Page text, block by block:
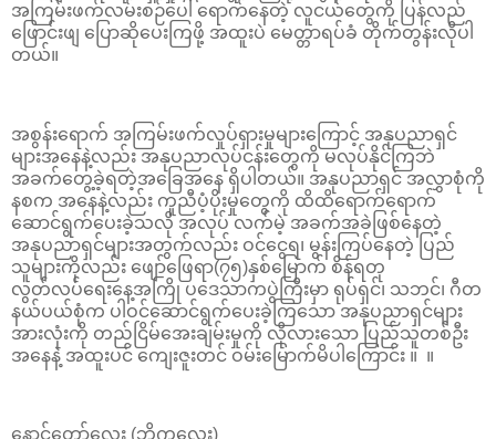
အကြမ်းဖက်လမ်းစဉ်ပေါ် ရောက်နေတဲ့ လူငယ်တွေကို ပြန်လည်
ဖြောင်းဖျ ပြောဆိုပေးကြဖို့ အထူးပဲ မေတ္တာရပ်ခံ တိုက်တွန်းလိုပါ
တယ်။
အစွန်းရောက် အကြမ်းဖက်လှုပ်ရှားမှုများကြောင့် အနုပညာရှင်
များအနေနဲ့လည်း အနုပညာလုပ်ငန်းတွေကို မလုပ်နိုင်ကြဘဲ
အခက်တွေ့ခဲ့ရတဲ့အခြေအနေ ရှိပါတယ်။ အနုပညာရှင် အလွှာစုံကို
နစက အနေနဲ့လည်း ကူညီပံ့ပိုးမှုတွေကို ထိထိရောက်ရောက်
ဆောင်ရွက်ပေးခဲ့သလို အလုပ် လက်မဲ့ အခက်အခဲဖြစ်နေတဲ့
အနုပညာရှင်များအတွက်လည်း ဝင်ငွေရ၊ မွန်းကြပ်နေတဲ့ ပြည်
သူများကိုလည်း ဖျော်ဖြေရာ(၇၅)နှစ်မြောက် စိန်ရတု
လွတ်လပ်ရေးနေ့အကြို ပဒေသာကပွဲကြီးမှာ ရုပ်ရှင်၊ သဘင်၊ ဂီတ
နယ်ပယ်စုံက ပါဝင်ဆောင်ရွက်ပေးခဲ့ကြသော အနုပညာရှင်များ
အားလုံးကို တည်ငြိမ်အေးချမ်းမှုကို လိုလားသော ပြည်သူတစ်ဦး
အနေနဲ့ အထူးပင် ကျေးဇူးတင် ဝမ်းမြောက်မိပါကြောင်း ။ ။
နောင်တော်လေး (ဘိုကလေး)